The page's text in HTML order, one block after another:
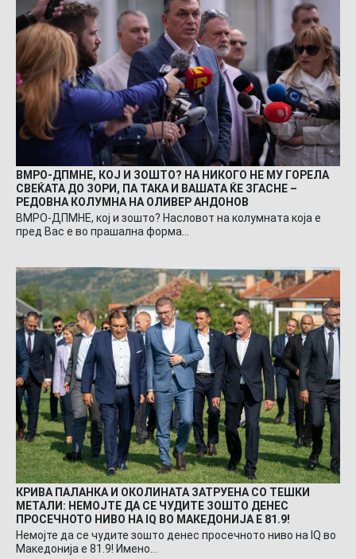
ВМРО-ДПМНЕ, КОЈ И ЗОШТО? НА НИКОГО НЕ МУ ГОРЕЛА
СВЕЌАТА ДО ЗОРИ, ПА ТАКА И ВАШАТА ЌЕ ЗГАСНЕ –
РЕДОВНА КОЛУМНА НА ОЛИВЕР АНДОНОВ
ВМРО-ДПМНЕ, кој и зошто? Насловот на колумната која е
пред Вас е во прашална форма…
КРИВА ПАЛАНКА И ОКОЛИНАТА ЗАТРУЕНА СО ТЕШКИ
МЕТАЛИ: НЕМОЈТЕ ДА СЕ ЧУДИТЕ ЗОШТО ДЕНЕС
ПРОСЕЧНОТО НИВО НА IQ ВО МАКЕДОНИЈА Е 81.9!
Немојте да се чудите зошто денес просечното ниво на IQ во
Македонија е 81.9! Имено…